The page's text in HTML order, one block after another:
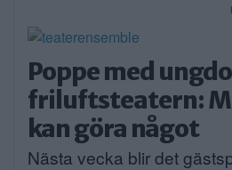
Poppe med
friluftsteatern:
kan göra något
Nästa vecka blir det